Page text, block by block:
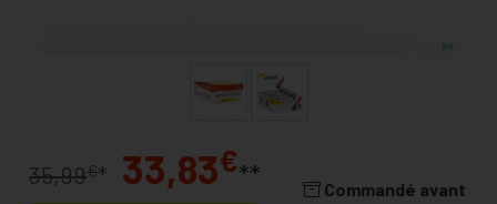
35,99€* 33,83€**
Commandé avant